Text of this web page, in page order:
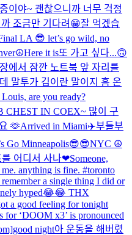
이야~ 괜찮으니까 너무 걱정
조금만 기다려😁잘 먹겠습
LA 😎 let’s go wild, no
Here it is또 가고 싶다...🙃
에서 잠깐 노트북 앞 자리를
말투가 김이란 말이지 흠 온
Louis, are you ready?
CHEST IN COEX~ 많이 구
🫶Arrived in Miami✈️부들부
Go Minneapolis😎😎NYC ☮️
어디서 사나❤Someone,
anything is fine. #toronto
a single thing I did or
hyped😂😂 THX
a good feeling for tonight
for ‘DOOM x3’ is pronounced
good night아 운동을 해버렸